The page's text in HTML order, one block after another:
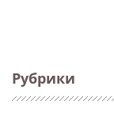
Рубрики